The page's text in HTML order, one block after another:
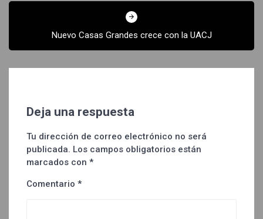
Nuevo Casas Grandes crece con la UACJ
Deja una respuesta
Tu dirección de correo electrónico no será
publicada. Los campos obligatorios están
marcados con *
Comentario *